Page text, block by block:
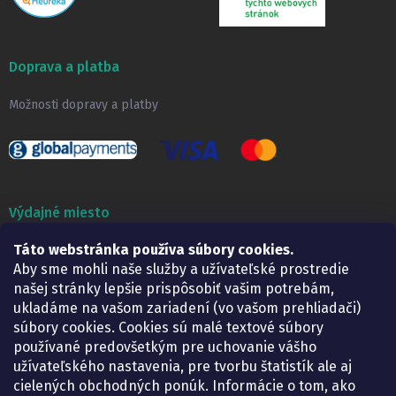
Táto webstránka používa súbory cookies.
Aby sme mohli naše služby a užívateľské prostredie
našej stránky lepšie prispôsobiť vašim potrebám,
ukladáme na vašom zariadení (vo vašom prehliadači)
súbory cookies. Cookies sú malé textové súbory
používané predovšetkým pre uchovanie vášho
užívateľského nastavenia, pre tvorbu štatistík ale aj
cielených obchodných ponúk. Informácie o tom, ako
Doprava a platba
Možnosti dopravy a platby
Výdajné miesto
Lekáreň ADONAI
Košice – Smetanova 2
Pondelok:
07.30 – 15.30 h.
Utorok:
07.30 – 16.00 h.
Streda:
07.30 – 16.00 h.
Štvrtok:
07.30 – 15.30 h.
Piatok:
07.30 – 15.30 h.
KONTAKT